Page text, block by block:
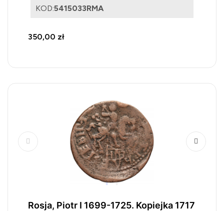
KOD:5415033RMA
350,00 zł
Rosja, Piotr I 1699-1725. Kopiejka 1717